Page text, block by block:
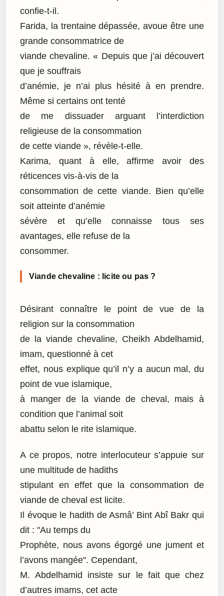
confie-t-il.
Farida, la trentaine dépassée, avoue être une
grande consommatrice de
viande chevaline. « Depuis que j’ai découvert
que je souffrais
d’anémie, je n’ai plus hésité à en prendre.
Même si certains ont tenté
de me dissuader arguant l’interdiction
religieuse de la consommation
de cette viande », révèle-t-elle.
Karima, quant à elle, affirme avoir des
réticences vis-à-vis de la
consommation de cette viande. Bien qu’elle
soit atteinte d’anémie
sévère et qu’elle connaisse tous ses
avantages, elle refuse de la
consommer.
Viande chevaline : licite ou pas ?
Désirant connaître le point de vue de la
religion sur la consommation
de la viande chevaline, Cheikh Abdelhamid,
imam, questionné à cet
effet, nous explique qu’il n’y a aucun mal, du
point de vue islamique,
à manger de la viande de cheval, mais à
condition que l’animal soit
abattu selon le rite islamique.
A ce propos, notre interlocuteur s’appuie sur
une multitude de hadiths
stipulant en effet que la consommation de
viande de cheval est licite.
Il évoque le hadith de Asmâ’ Bint Abî Bakr qui
dit : "Au temps du
Prophète, nous avons égorgé une jument et
l’avons mangée". Cependant,
M. Abdelhamid insiste sur le fait que chez
d’autres imams, cet acte